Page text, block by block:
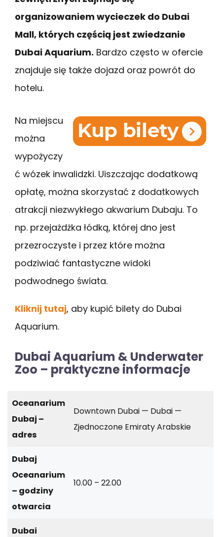
organizowaniem wycieczek do Dubai
Mall, których częścią jest zwiedzanie
Dubai Aquarium. Bardzo często w ofercie
znajduje się także dojazd oraz powrót do
hotelu.
Na miejscu
można
wypożyczy
ć wózek inwalidzki. Uiszczając dodatkową
opłatę, można skorzystać z dodatkowych
atrakcji niezwykłego akwarium Dubaju. To
np. przejażdżka łódką, której dno jest
przezroczyste i przez które można
podziwiać fantastyczne widoki
podwodnego świata.
Kliknij tutaj, aby kupić bilety do Dubai
Aquarium.
Dubai Aquarium & Underwater
Zoo – praktyczne informacje
Oceanarium
Dubaj –
adres
Downtown Dubai — Dubai —
Zjednoczone Emiraty Arabskie
Dubaj
Oceanarium
– godziny
otwarcia
10.00 – 22.00
Dubai